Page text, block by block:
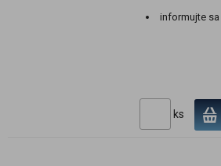
informujte sa
ks